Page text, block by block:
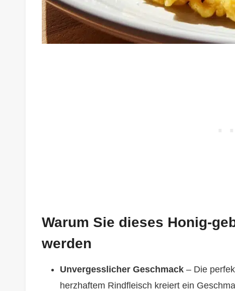
Warum Sie dieses Honig-
werden
Unvergesslicher Geschmack – Die
herzhaftem Rindfleisch kreiert ein